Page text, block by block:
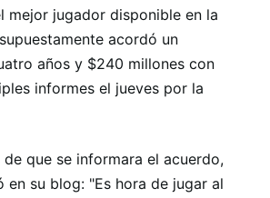
mejor jugador disponible en la
acordó un
años y $240 millones con
informes el jueves por la
de que se informara el acuerdo,
en su blog: "Es hora de jugar al